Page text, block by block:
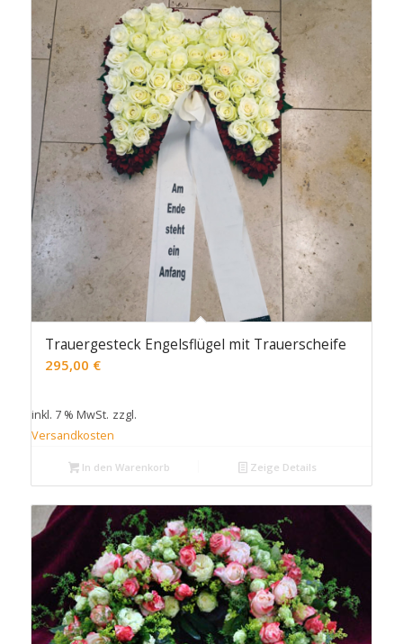
Trauergesteck Engelsflügel mit Trauerscheife
295,00 €
inkl. 7 % MwSt. zzgl.
Versandkosten
In den Warenkorb Zeige Details